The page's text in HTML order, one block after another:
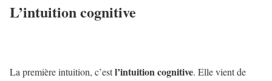
L’intuition cognitive
La première intuition, c’estl’intuition cognitive. Elle vient de